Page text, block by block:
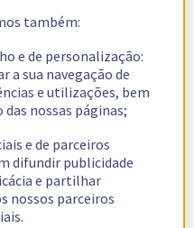
também:
e de personalização:
a sua navegação de
e utilizações, bem
nossas páginas;
e de parceiros
difundir publicidade
e partilhar
nossos parceiros